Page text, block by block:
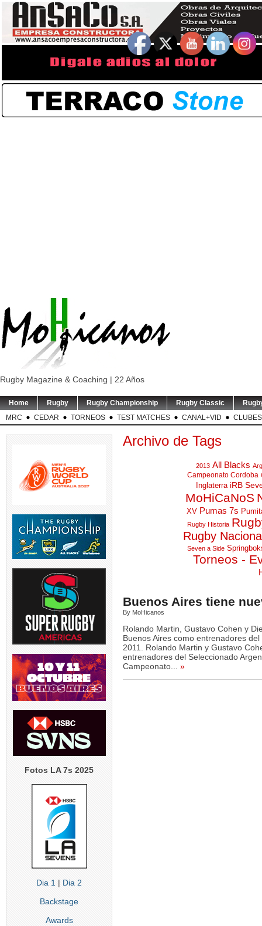
Rugby Magazine & Coaching | 22 Años
Home Rugby Rugby Championship Rugby Classic
MRC
CEDAR TORNEOS TEST MATCHES CANAL+VID CLUBES
Fotos LA 7s 2025
Dia 1 | Dia 2
Backstage
Awards
Archivo de Tags
2013 All Blacks
Campeonato Cordoba
Inglaterra iRB
MoHiCaNoS
XV Pumas 7s
Rugby Historia
Rugby
Seven a Side
Torneos -
Buenos Aires tiene
By MoHicanos
Rolando Martin, Gustavo Cohen y
Buenos Aires como entrenadores
2011. Rolando Martin y Gustavo
entrenadores del Seleccionado
Campeonato...
»
|
...
RUGBY DE OPINION | Se
modifica permanentemente
el...
5 0
SVNS 2026/27 | World
Rugby anunció fechas y
sedes...
5 0
TEST MATCH | ARG v RSA |
El entrenador de...
Los entrenadores de...
4 0
LOS
Albornoz
5
Ramos de
3